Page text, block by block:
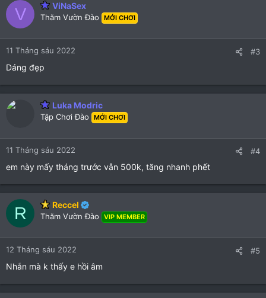
V ViNaSex
Thăm Vườn Đào MỚI CHƠI
11 Tháng sáu 2022 #3
Dáng đẹp
Luka Modric
Tập Chơi Đào MỚI CHƠI
11 Tháng sáu 2022 #4
em này mấy tháng trước vẫn 500k, tăng nhanh phết
R Reccel
Thăm Vườn Đào VIP MEMBER
12 Tháng sáu 2022 #5
Nhắn mà k thấy e hồi âm